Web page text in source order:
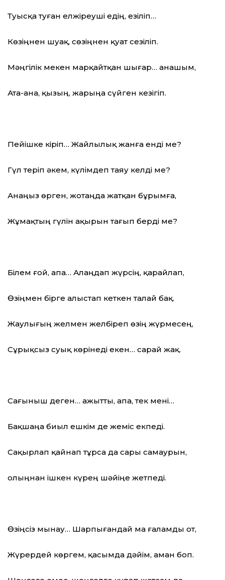
Туысқа туған елжіреуші едің, езіліп…
Көзіңнен шуақ, сөзіңнен қуат сезіліп.
Мәңгілік мекен марқайтқан шығар… анашым,
Ата-ана, қызың, жарыңа сүйген кезігіп.
Пейішке кіріп… Жайлылық жанға енді ме?
Гүл теріп әкем, күлімдеп таяу келді ме?
Анаңыз өрген, жотаңда жатқан бұрымға,
Жұмақтың гүлін ақырын тағып берді ме?
Білем ғой, апа… Алаңдап жүрсің, қарайлап,
Өзіңмен бірге алыстап кеткен талай бақ.
Жаулығың желмен желбіреп өзің жүрмесең,
Сұрықсыз суық көрінеді екен… сарай жақ.
Сағыныш деген… Қажытты, апа, тек мені…
Бақшаңа биыл ешкім де жеміс екпеді.
Сақырлап қайнап тұрса да сары самаурын,
Қолыңнан ішкен күрең шәйіңе жетпеді.
Өзіңсіз мынау… Шарпығандай ма ғаламды от,
Жүрердей көргем, қасымда дәйім, аман боп.